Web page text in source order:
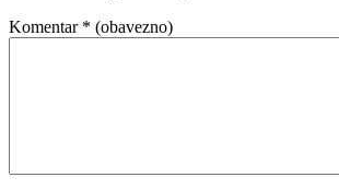
Komentar * (obavezno)